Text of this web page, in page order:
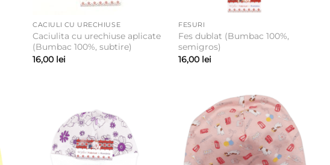
CACIULI CU URECHIUSE
Caciulita cu urechiuse aplicate
(Bumbac 100%, subtire)
16,00 lei
FESURI
Fes dublat (Bumbac 100%,
semigros)
16,00 lei